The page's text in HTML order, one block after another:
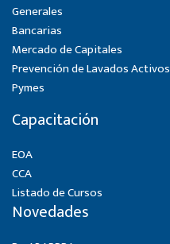
Generales
Bancarias
Mercado de Capitales
Prevención de Lavados Activos
Pymes
Capacitación
EOA
CCA
Listado de Cursos
Novedades